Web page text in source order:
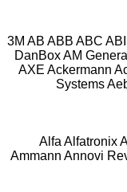
3M AB ABB ABC ABI
DanBoxAM General
AXE Ackermann
Systems
Alfa Alfatronix
Ammann Annovi